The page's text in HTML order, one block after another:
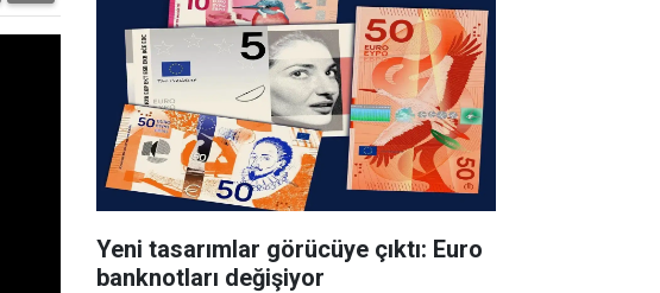
Yeni tasarımlar görücüye çıktı: Euro
banknotları değişiyor